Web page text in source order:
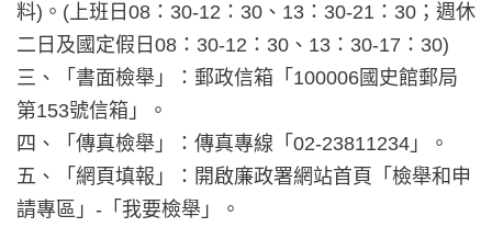
料)。(上班日08：30-12：30、13：30-21：30；週休
二日及國定假日08：30-12：30、13：30-17：30)
三、「書面檢舉」：郵政信箱「100006國史館郵局
第153號信箱」。
四、「傳真檢舉」：傳真專線「02-23811234」。
五、「網頁填報」：開啟廉政署網站首頁「檢舉和申
請專區」-「我要檢舉」。